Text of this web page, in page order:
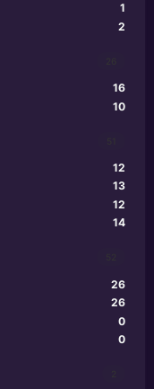
1
2
16
10
12
13
12
14
26
26
0
0